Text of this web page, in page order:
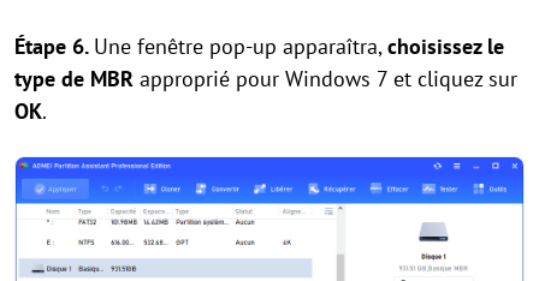
Étape 6. Une fenêtre pop-up apparaîtra,choisissez le
type de MBR approprié pour Windows 7 et cliquez sur
OK.